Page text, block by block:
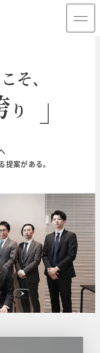
めに
こそ、
り
案がある。